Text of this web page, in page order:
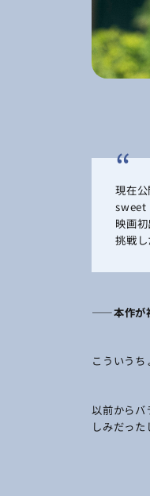
現在
sweet
映画
挑戦
――本作が
こういう
以前から
しみだった